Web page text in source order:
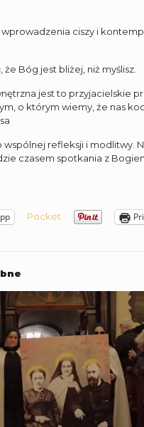
ciszy i
Bóg jest bliżej, niż myślisz.
jest to przyjacielskie
o którym wiemy, że nas
wspólnej refleksji i modlitwy.
czasem spotkania z
Pocket